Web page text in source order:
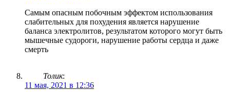
Самым опасным побочным эффектом использования
слабительных для похудения является нарушение
баланса электролитов, результатом которого могут быть
мышечные судороги, нарушение работы сердца и даже
смерть
Толик:
11 мая, 2021 в 12:36